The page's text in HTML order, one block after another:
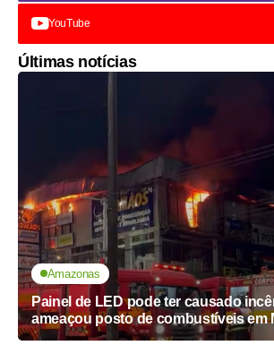
YouTube
Últimas notícias
Amazonas
Painel de LED pode ter causado
ameaçou posto de combustíveis em